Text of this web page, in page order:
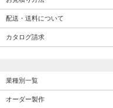
配送・送料について
カタログ請求
業種別一覧
オーダー製作